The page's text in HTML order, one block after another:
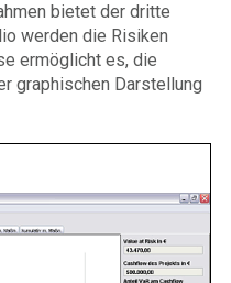
bietet der dritte
werden die Risiken
ermöglicht es, die
graphischen Darstellung